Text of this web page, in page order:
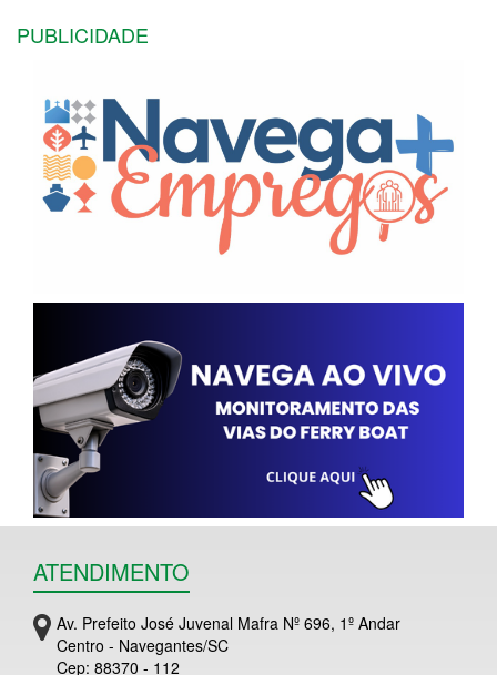
PUBLICIDADE
ATENDIMENTO
Av. Prefeito José Juvenal Mafra Nº 696, 1º Andar
Centro - Navegantes/SC
Cep: 88370 - 112